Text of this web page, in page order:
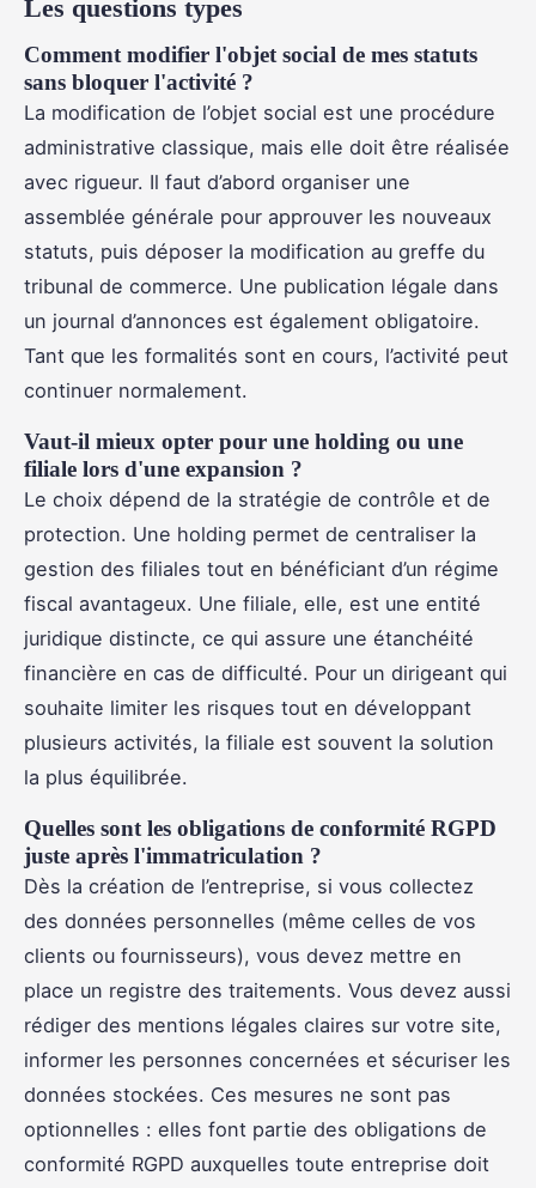
Les questions types
Comment modifier l'objet social de mes statuts
sans bloquer l'activité ?
La modification de l’objet social est une procédure
administrative classique, mais elle doit être réalisée
avec rigueur. Il faut d’abord organiser une
assemblée générale pour approuver les nouveaux
statuts, puis déposer la modification au greffe du
tribunal de commerce. Une publication légale dans
un journal d’annonces est également obligatoire.
Tant que les formalités sont en cours, l’activité peut
continuer normalement.
Vaut-il mieux opter pour une holding ou une
filiale lors d'une expansion ?
Le choix dépend de la stratégie de contrôle et de
protection. Une holding permet de centraliser la
gestion des filiales tout en bénéficiant d’un régime
fiscal avantageux. Une filiale, elle, est une entité
juridique distincte, ce qui assure une étanchéité
financière en cas de difficulté. Pour un dirigeant qui
souhaite limiter les risques tout en développant
plusieurs activités, la filiale est souvent la solution
la plus équilibrée.
Quelles sont les obligations de conformité RGPD
juste après l'immatriculation ?
Dès la création de l’entreprise, si vous collectez
des données personnelles (même celles de vos
clients ou fournisseurs), vous devez mettre en
place un registre des traitements. Vous devez aussi
rédiger des mentions légales claires sur votre site,
informer les personnes concernées et sécuriser les
données stockées. Ces mesures ne sont pas
optionnelles : elles font partie des obligations de
conformité RGPD auxquelles toute entreprise doit